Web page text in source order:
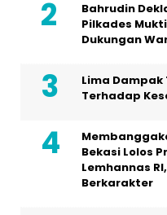
Bahrudin
Pilkades
Dukungan
Lima Dampak
Terhadap
Bekasi Lolos
Lemhannas
Berkarakter